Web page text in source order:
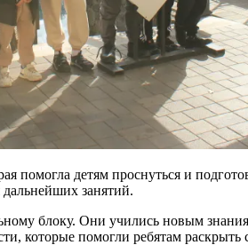
помогла детям проснуться и
занятий.
блоку. Они учились новым
которые помогли ребятам раскрыть